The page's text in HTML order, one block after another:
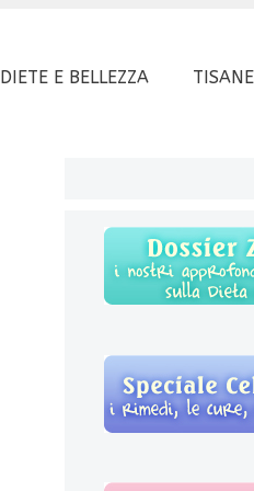
DIETE E BELLEZZA